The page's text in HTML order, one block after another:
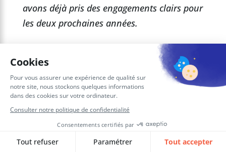
avons déjà pris des engagements clairs pour
les deux prochaines années.
Pour SQORUS, le
Label Numérique
Responsable
n’est pas une fin en soi,